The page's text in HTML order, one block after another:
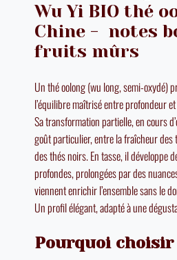
Wu Yi BIO thé
Chine - notes
fruits mûrs
Un thé oolong (wu long, semi-oxydé)
l’équilibre maîtrisé entre profondeur
Sa transformation partielle, en cours
goût particulier, entre la fraîcheur
des thés noirs. En tasse, il développe
profondes, prolongées par des
viennent enrichir l’ensemble sans le
Un profil élégant, adapté à une
Pourquoi choisir